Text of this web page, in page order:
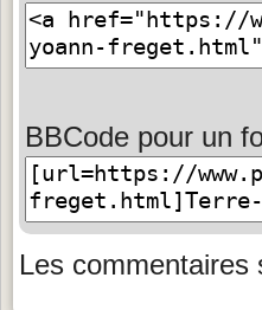
BBCode pour un
Les